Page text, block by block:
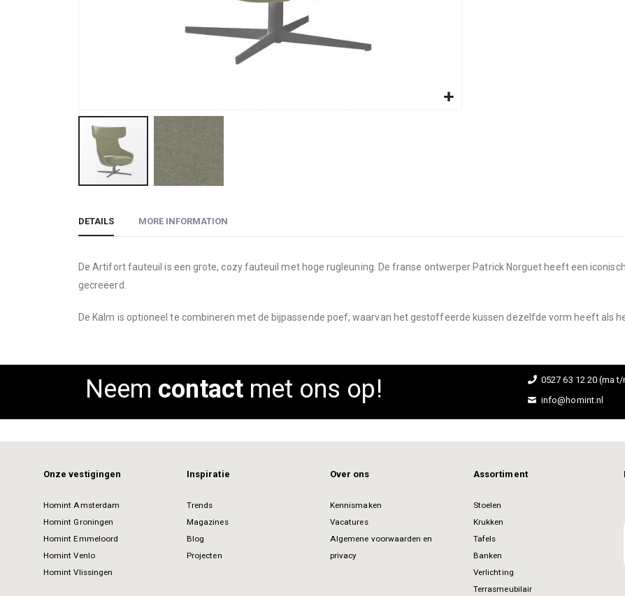
the
of
images
gallery
DETAILS
De Artifort fauteuil is een grote, cozy fauteuil met hoge rugleuning. De franse ontwerper Patrick Norguet heeft een
gecreëerd.
De Kalm is optioneel te combineren met de bijpassende poef, waarvan het gestoffeerde kussen dezelfde vorm heeft als
MORE INFORMATION
Neem contactmet ons op!
0527 63 12 20 (ma
info@homint.nl
Onze vestigingen
Homint Amsterdam
Homint Groningen
Homint Emmeloord
Homint Venlo
Homint Vlissingen
Inspiratie
Trends
Magazines
Blog
Projecten
Over ons
Kennismaken
Vacatures
Algemene voorwaarden en
privacy
Assortiment
Stoelen
Krukken
Tafels
Banken
Verlichting
Terrasmeubilair